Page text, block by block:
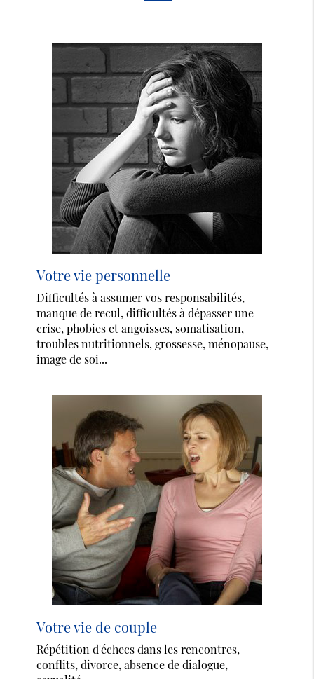
Votre vie personnelle
Difficultés à assumer vos responsabilités,
manque de recul, difficultés à dépasser une
crise, phobies et angoisses, somatisation,
troubles nutritionnels, grossesse, ménopause,
image de soi...
Votre vie de couple
Répétition d'échecs dans les rencontres,
conflits, divorce, absence de dialogue,